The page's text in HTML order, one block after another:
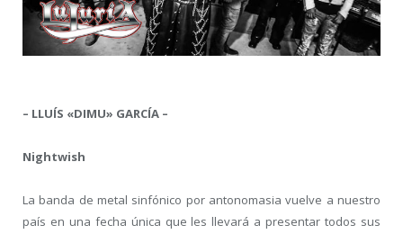
– LLUÍS «DIMU» GARCÍA –
Nightwish
La banda de metal sinfónico por antonomasia vuelve a nuestro
país en una fecha única que les llevará a presentar todos sus